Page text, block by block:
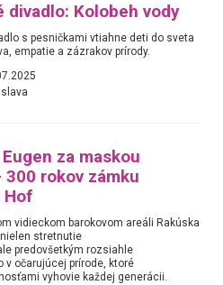
divadlo: Kolobeh vody
s pesničkami vtiahne deti do sveta
empatie a zázrakov prírody.
za maskou
300 rokov zámku
Hof
vidieckom barokovom areáli Rakúska
stretnutie
predovšetkým rozsiahle
v očarujúcej prírode, ktoré
vyhovie každej generácii.